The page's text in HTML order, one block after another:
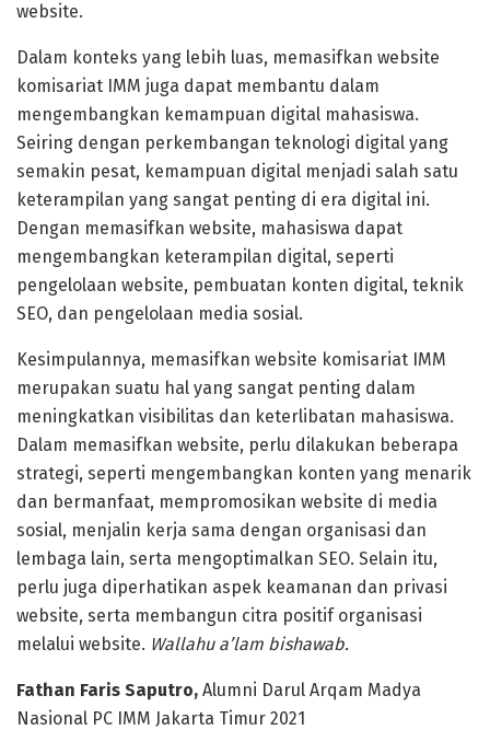
website.
Dalam konteks yang lebih luas, memasifkan website
komisariat IMM juga dapat membantu dalam
mengembangkan kemampuan digital mahasiswa.
Seiring dengan perkembangan teknologi digital yang
semakin pesat, kemampuan digital menjadi salah satu
keterampilan yang sangat penting di era digital ini.
Dengan memasifkan website, mahasiswa dapat
mengembangkan keterampilan digital, seperti
pengelolaan website, pembuatan konten digital, teknik
SEO, dan pengelolaan media sosial.
Kesimpulannya, memasifkan website komisariat IMM
merupakan suatu hal yang sangat penting dalam
meningkatkan visibilitas dan keterlibatan mahasiswa.
Dalam memasifkan website, perlu dilakukan beberapa
strategi, seperti mengembangkan konten yang menarik
dan bermanfaat, mempromosikan website di media
sosial, menjalin kerja sama dengan organisasi dan
lembaga lain, serta mengoptimalkan SEO. Selain itu,
perlu juga diperhatikan aspek keamanan dan privasi
website, serta membangun citra positif organisasi
melalui website. Wallahu a’lam bishawab.
Fathan Faris Saputro, Alumni Darul Arqam Madya
Nasional PC IMM Jakarta Timur 2021